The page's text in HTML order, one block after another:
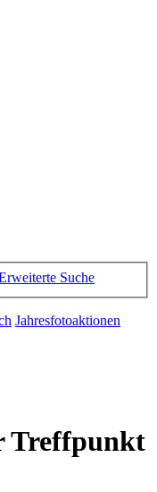
Suche
Jahresfotoaktionen
Treffpunkt